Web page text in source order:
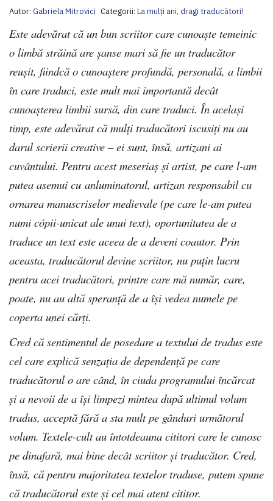
Autor: Gabriela Mitrovici Categorii: La mulți ani, dragi traducători!
Este adevărat că un bun scriitor care cunoaște temeinic
o limbă străină are șanse mari să fie un traducător
reușit, fiindcă o cunoaștere profundă, personală, a limbii
în care traduci, este mult mai importantă decât
cunoașterea limbii sursă, din care traduci. În același
timp, este adevărat că mulți traducători iscusiți nu au
darul scrierii creative – ei sunt, însă, artizani ai
cuvântului. Pentru acest meseriaș și artist, pe care l-am
putea asemui cu anluminatorul, artizan responsabil cu
ornarea manuscriselor medievale (pe care le-am putea
numi cópii-unicat ale unui text), oportunitatea de a
traduce un text este aceea de a deveni coautor. Prin
aceasta, traducătorul devine scriitor, nu puțin lucru
pentru acei traducători, printre care mă număr, care,
poate, nu au altă speranță de a își vedea numele pe
coperta unei cărți.
Cred că sentimentul de posedare a textului de tradus este
cel care explică senzația de dependență pe care
traducătorul o are când, în ciuda programului încărcat
și a nevoii de a își limpezi mintea după ultimul volum
tradus, acceptă fără a sta mult pe gânduri următorul
volum. Textele-cult au întotdeauna cititori care le cunosc
pe dinafară, mai bine decât scriitor și traducător. Cred,
însă, că pentru majoritatea textelor traduse, putem spune
că traducătorul este și cel mai atent cititor.